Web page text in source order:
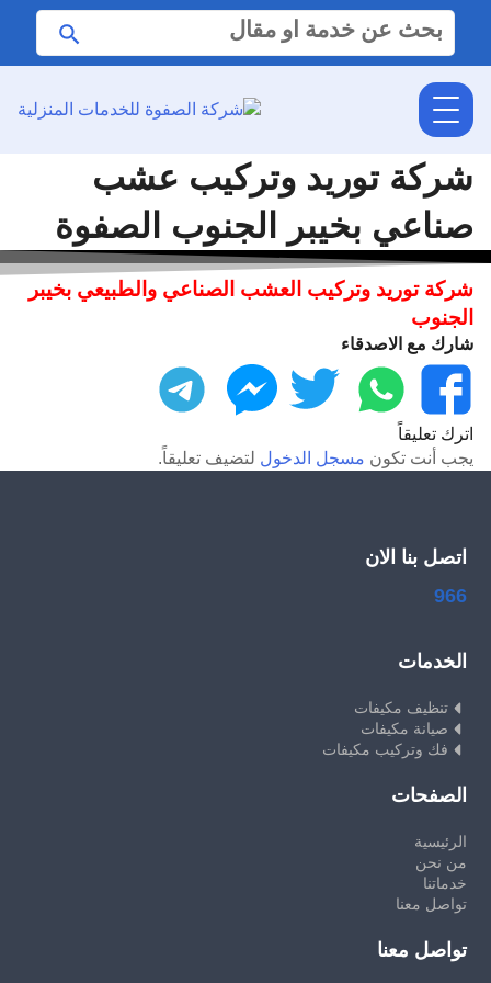
البحث
عن:
شركة توريد وتركيب عشب
صناعي بخيبر الجنوب الصفوة
شركة توريد وتركيب العشب الصناعي والطبيعي بخيبر
الجنوب
شارك مع الاصدقاء
فيسبوك
واتساب تويتر ماسنجر
اترك تعليقاً
يجب أنت تكون مسجل الدخول لتضيف تعليقاً.
اتصل بنا الان
966
الخدمات
تنظيف مكيفات
صيانة مكيفات
فك وتركيب مكيفات
الصفحات
الرئيسية
من نحن
خدماتنا
تواصل معنا
تواصل معنا